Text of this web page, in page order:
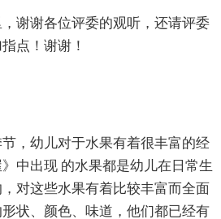
谢谢各位评委的观听，还请评委
点！谢谢！
，幼儿对于水果有着很丰富的经
中出现 的水果都是幼儿在日常生
对这些水果有着比较丰富而全面
状、颜色、味道，他们都已经有